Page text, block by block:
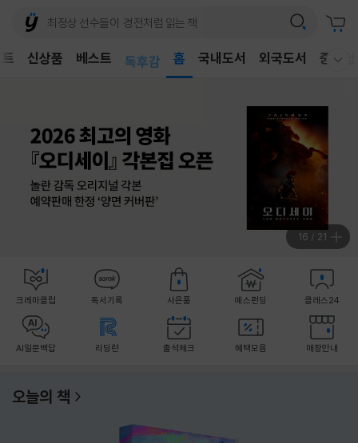
신상품 베스트
독후감
홈 국내도서 외국도서 중고샵
17 / 21
크레마클럽 독서기록 사은품 예스펀딩 클래스24
AI일문백답 리딩런 출석체크 혜택모음 매장안내
오늘의 책